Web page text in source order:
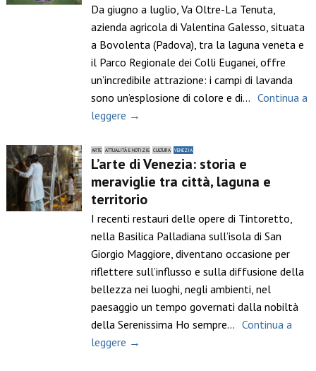
Da giugno a luglio, Va Oltre-La Tenuta,
azienda agricola di Valentina Galesso, situata
a Bovolenta (Padova), tra la laguna veneta e
il Parco Regionale dei Colli Euganei, offre
un’incredibile attrazione: i campi di lavanda
sono un’esplosione di colore e di… Continua a
leggere →
ARTE ATTUALITÀ E NOTIZIE CULTURA VENEZIA
L’arte di Venezia: storia e
meraviglie tra città, laguna e
territorio
I recenti restauri delle opere di Tintoretto,
nella Basilica Palladiana sull’isola di San
Giorgio Maggiore, diventano occasione per
riflettere sull’influsso e sulla diffusione della
bellezza nei luoghi, negli ambienti, nel
paesaggio un tempo governati dalla nobiltà
della Serenissima Ho sempre… Continua a
leggere →